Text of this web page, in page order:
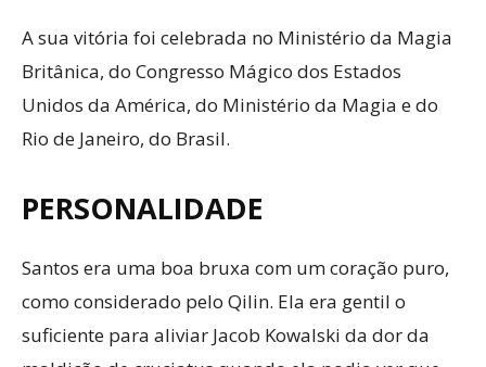
A sua vitória foi celebrada no Ministério da Magia
Britânica, do Congresso Mágico dos Estados
Unidos da América, do Ministério da Magia e do
Rio de Janeiro, do Brasil.
PERSONALIDADE
Santos era uma boa bruxa com um coração puro,
como considerado pelo Qilin. Ela era gentil o
suficiente para aliviar Jacob Kowalski da dor da